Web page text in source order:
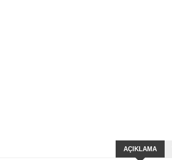
AÇIKLAMA